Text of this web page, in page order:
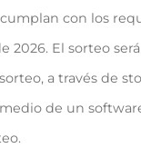
con los
2026. El sorteo
a través de
de un